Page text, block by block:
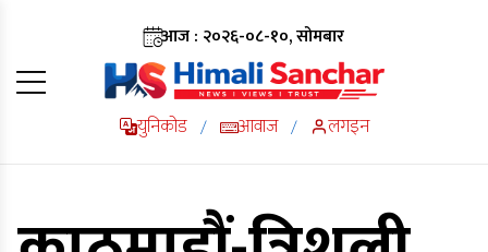
आज : २०२६-०८-१०, सोमबार
युनिकोड / आवाज / लगइन